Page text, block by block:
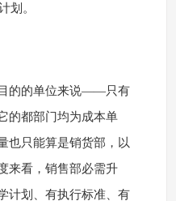
划。
的的单位来说——只有
的都部门均为成本单
也只能算是销货部，以
来看，销售部必需升
计划、有执行标准、有